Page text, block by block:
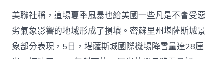
查
包
養
網，
影
美聯社稱，這場夏季風暴也給美國一些凡是不會受惡
劣氣象影響的地域形成了損壞。密蘇里州堪薩斯城景
象部分表現，5日，堪薩斯城國際機場降雪量達28厘